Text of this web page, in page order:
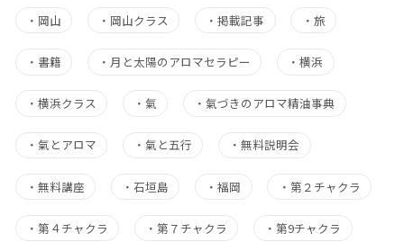
・ 岡山 ・ 岡山クラス ・掲載記事 ・ 旅
・ 書籍 ・ 月と太陽のアロマセラピー ・横浜
・ 横浜クラス ・氣 ・氣づきのアロマ精油事典
・ 氣とアロマ ・氣と五行 ・無料説明会
・ 無料講座 ・石垣島 ・福岡 ・ 第２チャクラ
・ 第４チャクラ ・第７チャクラ ・第9チャクラ